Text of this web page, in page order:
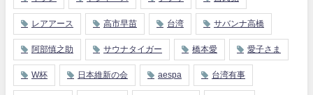
レアアース 高市早苗 台湾 サバンナ高橋
阿部慎之助 サウナタイガー 橋本愛 愛子さま
W杯 日本維新の会 aespa 台湾有事